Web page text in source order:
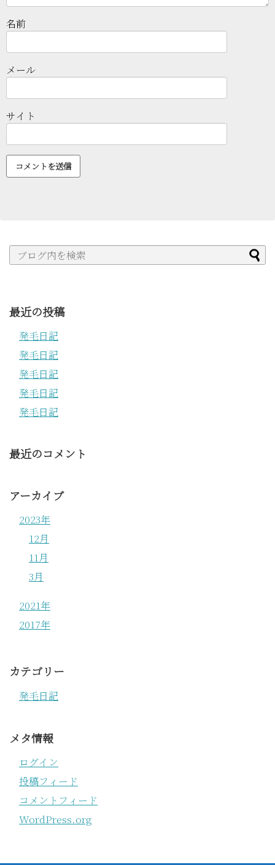
名前
メール
サイト
最近の投稿
発毛日記
発毛日記
発毛日記
発毛日記
発毛日記
最近のコメント
アーカイブ
2023年
12月
11月
3月
2021年
2017年
カテゴリー
発毛日記
メタ情報
ログイン
投稿フィード
コメントフィード
WordPress.org